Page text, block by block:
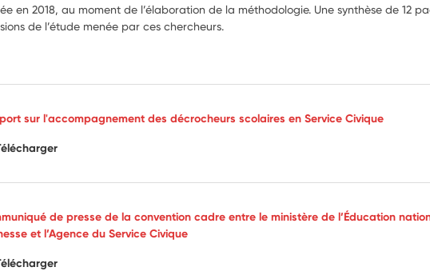
en 2018, au moment de l’élaboration de la méthodologie. Une synthèse de 12
de l’étude menée par ces chercheurs.
sur l'accompagnement des décrocheurs scolaires en Service Civique
de presse de la convention cadre entre le ministère de l’Éducation
et l’Agence du Service Civique